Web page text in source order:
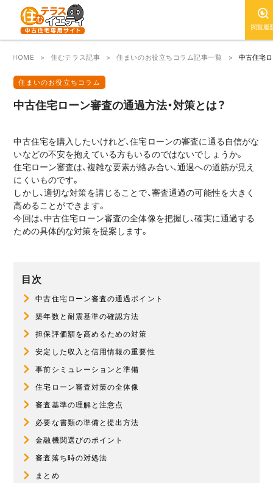
閲覧履
HOME 住むテラス記事 住まいのお役立ちコラム記事一覧 中古住宅
住まいのお役立ちコラム
中古住宅ローン審査の通過方法・対策とは？
中古住宅を購入したいけれど、住宅ローンの審査に通る自信がな
いなどの不安を抱えている方もいるのではないでしょうか。
住宅ローン審査は、複雑な要素が絡み合い、通過への道筋が見え
にくいものです。
しかし、適切な対策を講じることで、審査通過の可能性を大きく
高めることができます。
今回は、中古住宅ローン審査の全体像を把握し、確実に通過する
ための具体的な対策を提案します。
目次
中古住宅ローン審査の通過ポイント
築年数と耐震基準の確認方法
担保評価額を高めるための対策
安定した収入と信用情報の重要性
事前シミュレーションと準備
住宅ローン審査対策の全体像
審査基準の理解と注意点
必要な書類の準備と提出方法
金融機関選びのポイント
審査落ち時の対処法
まとめ